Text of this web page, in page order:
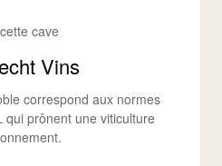
cave
Vins
correspond aux normes
qui prônent une viticulture